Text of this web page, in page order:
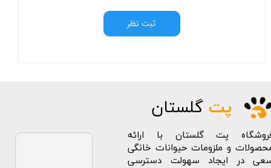
ثبت نظر
پت گلستان
پت گلستان با ارائه
و ملزومات حیوانات خانگی
در ایجاد سهولت دسترسی